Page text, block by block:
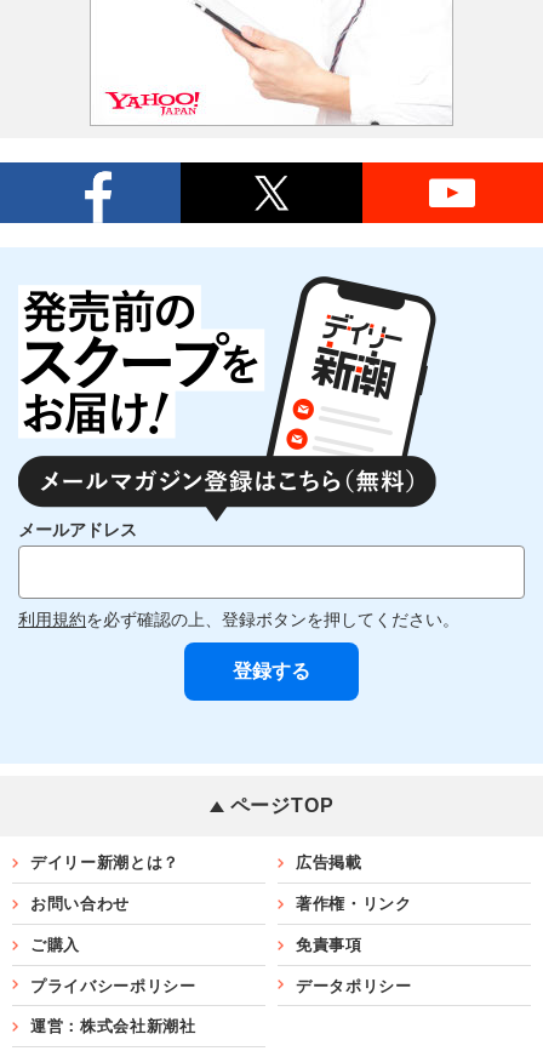
メールアドレス
利用規約を必ず確認の上、登録ボタンを押してください。
ページTOP
デイリー新潮とは？ 広告掲載
お問い合わせ 著作権・リンク
ご購入 免責事項
プライバシーポリシー データポリシー
運営：株式会社新潮社